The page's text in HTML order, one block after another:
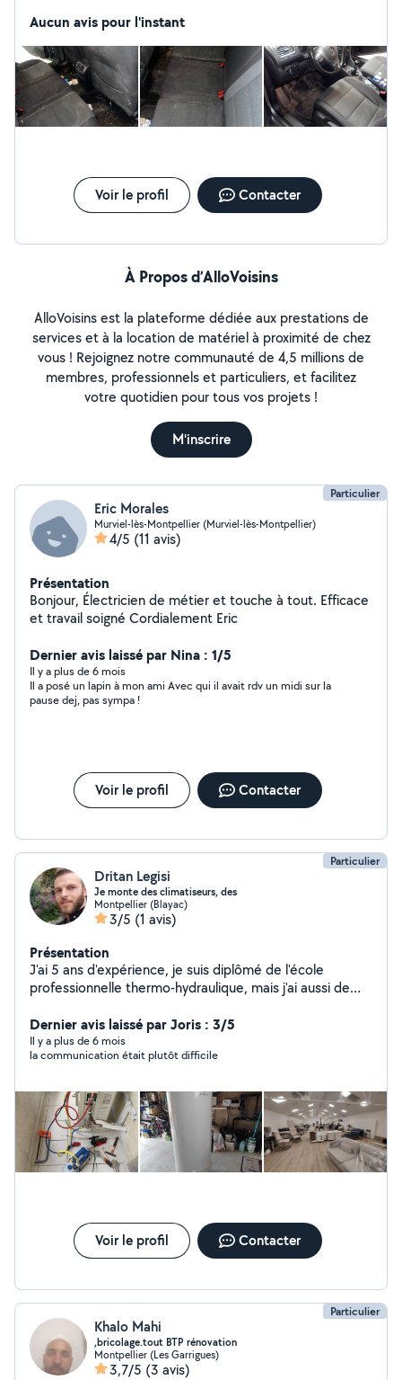
Aucun avis pour l'instant
Voir le profil Contacter
À Propos d’AlloVoisins
AlloVoisins est la plateforme dédiée aux prestations de
services et à la location de matériel à proximité de chez
vous ! Rejoignez notre communauté de 4,5 millions de
membres, professionnels et particuliers, et facilitez
votre quotidien pour tous vos projets !
M'inscrire
Particulier
Eric Morales
Murviel-lès-Montpellier (Murviel-lès-Montpellier)
4/5 (11 avis)
Présentation
Bonjour, Électricien de métier et touche à tout. Efficace
et travail soigné Cordialement Eric
Dernier avis laissé par Nina : 1/5
Il y a plus de 6 mois
Il a posé un lapin à mon ami Avec qui il avait rdv un midi sur la
pause dej, pas sympa !
Voir le profil Contacter
Particulier
Dritan Legisi
Je monte des climatiseurs, des
Montpellier (Blayac)
3/5 (1 avis)
Présentation
J'ai 5 ans d'expérience, je suis diplômé de l'école
professionnelle thermo-hydraulique, mais j'ai aussi de
de montage et de cuisines .
Dernier avis laissé par Joris : 3/5
Il y a plus de 6 mois
la communication était plutôt difficile
Voir le profil Contacter
Particulier
Khalo Mahi
,bricolage.tout BTP rénovation
Montpellier (Les Garrigues)
3,7/5 (3 avis)